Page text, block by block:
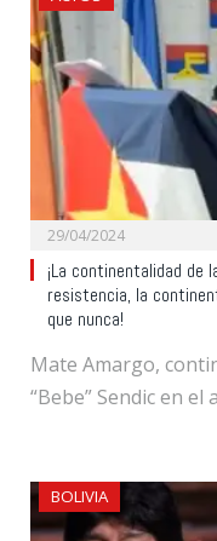
29/04/2024
¡La continentalidad de
resistencia, la
que nunca!
Mate Amargo,
“Bebe” Sendic en el
BOLIVIA